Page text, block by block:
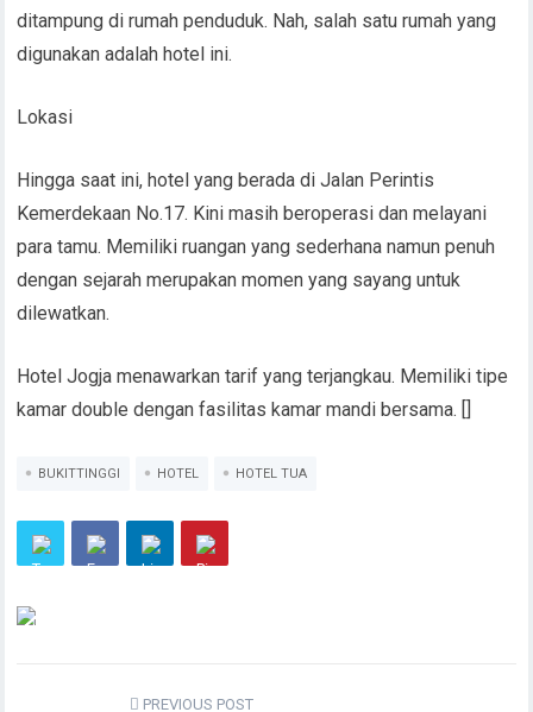
ditampung di rumah penduduk. Nah, salah satu rumah yang
digunakan adalah hotel ini.
Lokasi
Hingga saat ini, hotel yang berada di Jalan Perintis
Kemerdekaan No.17. Kini masih beroperasi dan melayani
para tamu. Memiliki ruangan yang sederhana namun penuh
dengan sejarah merupakan momen yang sayang untuk
dilewatkan.
Hotel Jogja menawarkan tarif yang terjangkau. Memiliki tipe
kamar double dengan fasilitas kamar mandi bersama. []
BUKITTINGGI HOTEL HOTEL TUA
PREVIOUS POST